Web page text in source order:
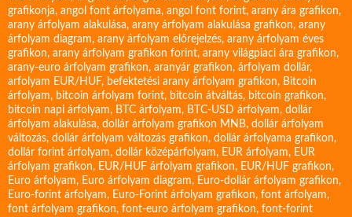
grafikonja, angol font árfolyama, angol font forint, arany ára grafikon,
arany árfolyam alakulása, arany árfolyam alakulása grafikon, arany
árfolyam diagram, arany árfolyam előrejelzés, arany árfolyam éves
grafikon, arany árfolyam grafikon forint, arany világpiaci ára grafikon,
arany-euro árfolyam grafikon, aranyár grafikon, árfolyam dollár,
arfolyam EUR/HUF, befektetési arany árfolyam grafikon, Bitcoin
árfolyam, bitcoin árfolyam forint, bitcoin átváltás, bitcoin grafikon,
bitcoin napi árfolyam, BTC árfolyam, BTC-USD árfolyam, dollár
árfolyam alakulása, dollár árfolyam grafikon MNB, dollár árfolyam
változás, dollár árfolyam változás grafikon, dollár árfolyama grafikon,
dollár forint árfolyam, dollár középárfolyam, EUR árfolyam, EUR
árfolyam grafikon, EUR/HUF árfolyam grafikon, EUR/HUF grafikon,
Euro árfolyam, Euro árfolyam diagram, Euro-dollár árfolyam grafikon,
Euro-forint árfolyam, Euro-Forint árfolyam grafikon, font árfolyam,
font árfolyam grafikon, font-euro árfolyam grafikon, font-forint